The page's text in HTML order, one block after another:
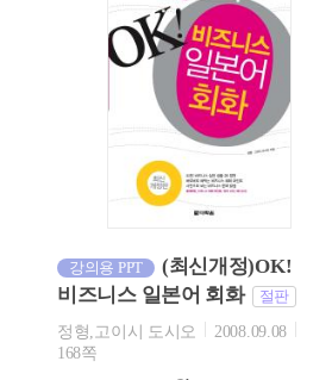
강의용 PPT
(최신개정)OK!
비즈니스 일본어 회화
절판
정형,고이시 도시오
2008.09.08
168쪽